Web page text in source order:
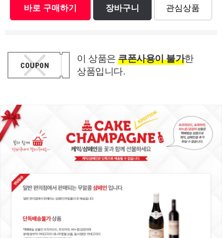
바로 구매하기 장바구니 관심상품
이 상품은 쿠폰사용이 불가한
상품입니다.